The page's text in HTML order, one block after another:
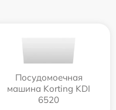
Посудомоечная
машина Korting KDI
6520